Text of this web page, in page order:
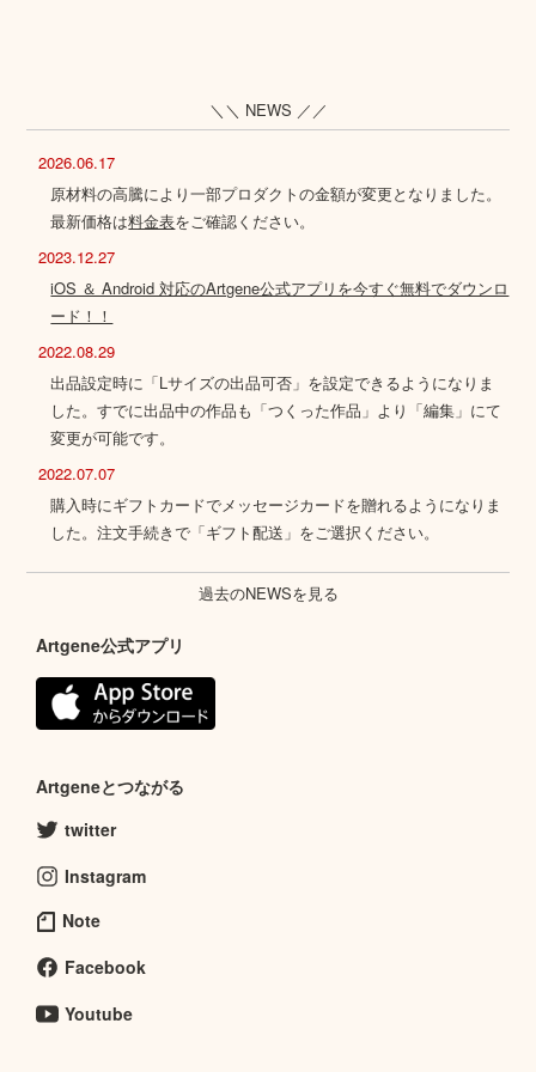
＼＼ NEWS ／／
2026.06.17
原材料の高騰により一部プロダクトの金額が変更となりました。
最新価格は料金表をご確認ください。
2023.12.27
iOS ＆ Android 対応のArtgene公式アプリを今すぐ無料でダウンロ
ード！！
2022.08.29
出品設定時に「Lサイズの出品可否」を設定できるようになりま
した。すでに出品中の作品も「つくった作品」より「編集」にて
変更が可能です。
2022.07.07
購入時にギフトカードでメッセージカードを贈れるようになりま
した。注文手続きで「ギフト配送」をご選択ください。
過去のNEWSを見る
Artgene公式アプリ
Artgeneとつながる
twitter
Instagram
Note
Facebook
Youtube